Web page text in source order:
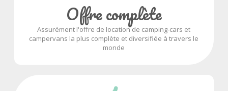
Offre complète
Assurément l'offre de location de camping-cars et
campervans la plus complète et diversifiée à travers le
monde